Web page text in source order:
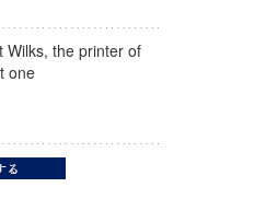
Wilks, the printer of
one